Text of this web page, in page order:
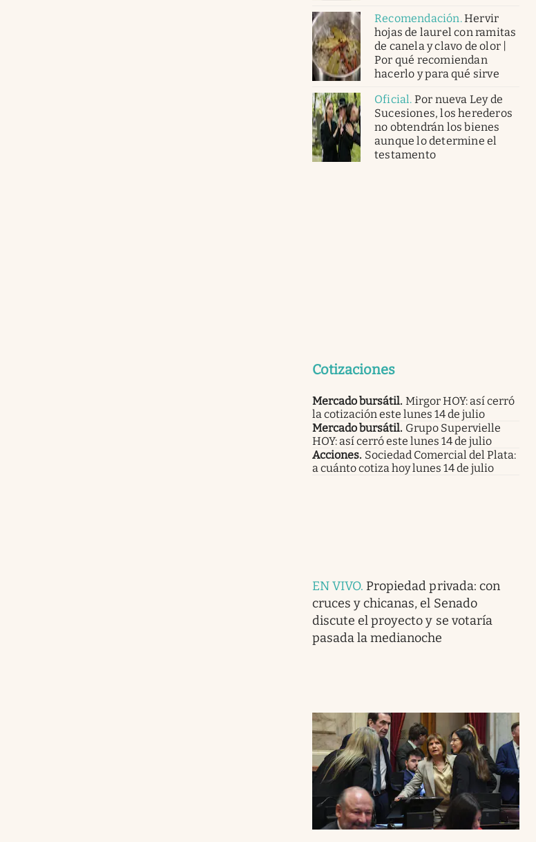
Recomendación.Hervir
hojas de laurel con ramitas
de canela y clavo de olor |
Por qué recomiendan
hacerlo y para qué sirve
Oficial. Por nueva Ley de
Sucesiones, los herederos
no obtendrán los bienes
aunque lo determine el
testamento
Cotizaciones
Mercado bursátil. Mirgor HOY: así cerró
la cotización este lunes 14 de julio
Mercado bursátil. Grupo Supervielle
HOY: así cerró este lunes 14 de julio
Acciones. Sociedad Comercial del Plata:
a cuánto cotiza hoy lunes 14 de julio
EN VIVO. Propiedad privada: con
cruces y chicanas, el Senado
discute el proyecto y se votaría
pasada la medianoche